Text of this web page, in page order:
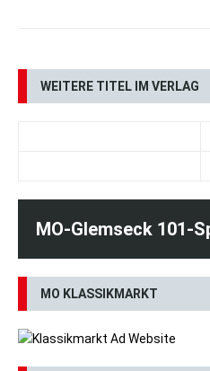
WEITERE TITEL IM VERLAG
MO-Glemseck 101-
MO KLASSIKMARKT